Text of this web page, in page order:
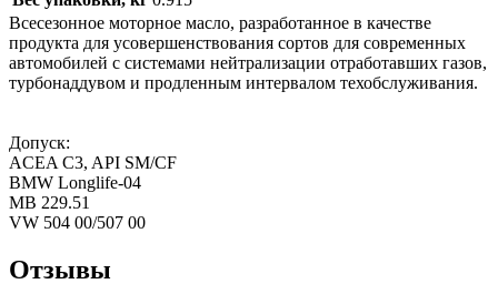
Всесезонное моторное масло, разработанное в качестве
продукта для усовершенствования сортов для современных
автомобилей с системами нейтрализации отработавших газов,
турбонаддувом и продленным интервалом техобслуживания.
Допуск:
ACEA C3, API SM/CF
BMW Longlife-04
MB 229.51
VW 504 00/507 00
Отзывы